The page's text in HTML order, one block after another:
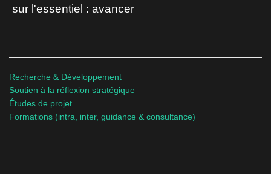
sur l'essentiel : avancer
Recherche & Développement
Soutien à la réflexion stratégique
Études de projet
Formations (intra, inter, guidance & consultance)